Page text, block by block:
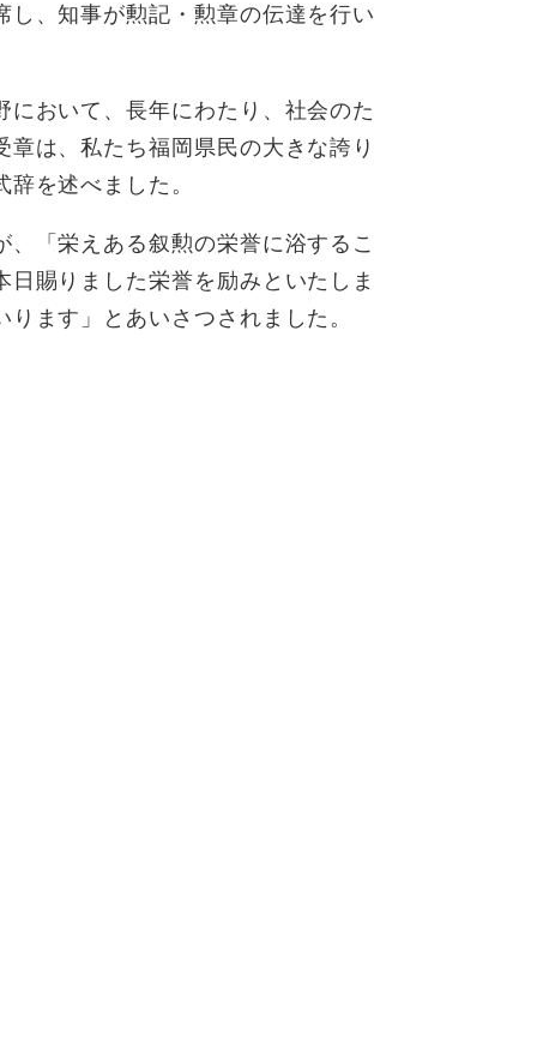
、知事が勲記・勲章の伝達を行い
おいて、長年にわたり、社会のた
は、私たち福岡県民の大きな誇り
を述べました。
「栄えある叙勲の栄誉に浴するこ
賜りました栄誉を励みといたしま
ます」とあいさつされました。